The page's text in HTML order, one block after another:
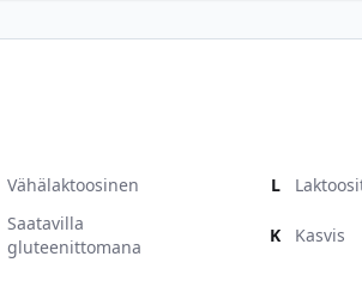
Vähälaktoosinen L
Saatavilla
gluteenittomana
K Kasvis